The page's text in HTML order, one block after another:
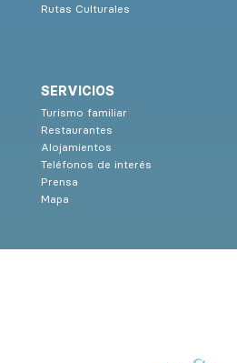
Rutas Culturales
SERVICIOS
Turismo familiar
Restaurantes
Alojamientos
Teléfonos de interés
Prensa
Mapa